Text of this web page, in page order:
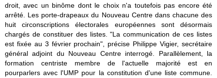
droit, avec un binôme dont le choix n'a toutefois pas encore été
arrêté. Les porte-drapeaux du Nouveau Centre dans chacune des
huit circonscriptions électorales européennes sont désormais
chargés de constituer des listes. "La communication de ces listes
est fixée au 3 février prochain", précise Philippe Vigier, secrétaire
général adjoint du Nouveau Centre interrogé. Parallèlement, la
formation centriste membre de l'actuelle majorité est en
pourparlers avec l'UMP pour la constitution d'une liste commune.